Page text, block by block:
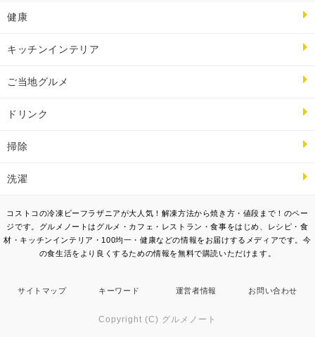
健康
キッチンインテリア
ご当地グルメ
ドリンク
掃除
洗濯
コストコの冷凍ビーフラザニアが大人気！解凍方法から焼き方・値段まで！のペー
ジです。グルメノートはグルメ・カフェ・レストラン・食事をはじめ、レシピ・食
材・キッチンインテリア・100均一・健康などの情報をお届けするメディアです。今
の食生活をより良くするための情報を無料で購読いただけます。
サイトマップ キーワード 運営者情報 お問い合わせ
Copyright (C) グルメノート